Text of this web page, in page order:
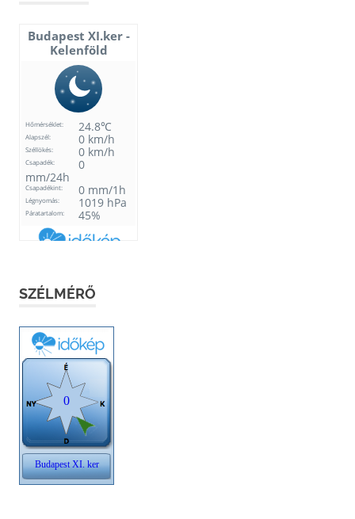
SZÉLMÉRŐ